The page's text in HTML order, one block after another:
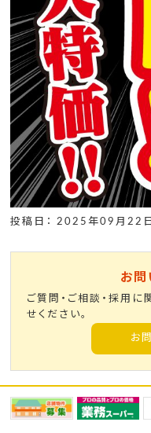
投稿日： 2025年09月22日
お問
ご質問・ご相談・採用
せください。
お